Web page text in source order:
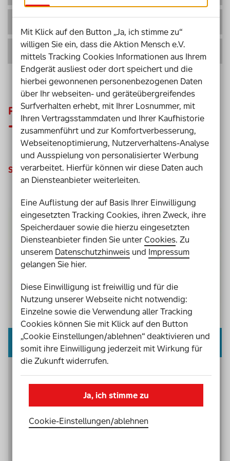
Prozessbegleitung Planung
Planung
Sozialraum-Erkundung
Interview mit Britta Sporket
Netzwerkkoordinatorinnen von Inklusion vor Ort
Warendorf, erzählt im November 2025, wie das
Netzwerk bei der Sozialraumanalyse vorgegangen
ist und welche Erkenntnisse sie gewonnen haben.
Mit Klick auf den Button „Ja, ich stimme zu“
willigen Sie ein, dass die Aktion Mensch e.V.
mittels Tracking Cookies Informationen aus Ihrem
Endgerät ausliest oder dort speichert und die
hierbei gewonnenen personenbezogenen Daten
über Ihr webseiten- und geräteübergreifendes
Surfverhalten erhebt, mit Ihrer Losnummer, mit
Ihren Vertragsstammdaten und Ihrer Kaufhistorie
zusammenführt und zur Komfortverbesserung,
Webseitenoptimierung, Nutzerverhaltens-Analyse
und Ausspielung von personalisierter Werbung
verarbeitet. Hierfür können wir diese Daten auch
an Diensteanbieter weiterleiten.
Eine Auflistung der auf Basis Ihrer Einwilligung
eingesetzten Tracking Cookies, ihren Zweck, ihre
Speicherdauer sowie die hierzu eingesetzten
Diensteanbieter finden Sie unterCookies. Zu
unserem Datenschutzhinweis und Impressum
gelangen Sie hier.
Diese Einwilligung ist freiwillig und für die
Nutzung unserer Webseite nicht notwendig:
Einzelne sowie die Verwendung aller Tracking
Cookies können Sie mit Klick auf den Button
„Cookie Einstellungen/ablehnen“ deaktivieren und
somit ihre Einwilligung jederzeit mit Wirkung für
die Zukunft widerrufen.
Ja, ich stimme zu
Cookie-Einstellungen­/­ablehnen